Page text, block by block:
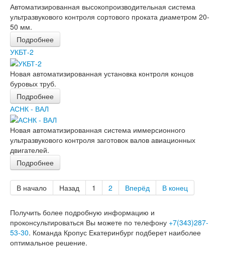
Автоматизированная высокопроизводительная система
ультразвукового контроля сортового проката диаметром 20-
50 мм.
Подробнее
УКБТ-2
Новая автоматизированная установка контроля концов
буровых труб.
Подробнее
АСНК - ВАЛ
Новая автоматизированная система иммерсионного
ультразвукового контроля заготовок валов авиационных
двигателей.
Подробнее
В начало Назад 1 2 Вперёд В конец
Получить более подробную информацию и
проконсультироваться Вы можете по телефону +7(343)287-
53-30. Команда Кропус Екатеринбург подберет наиболее
оптимальное решение.